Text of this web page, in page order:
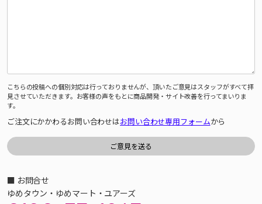
こちらの投稿への個別対応は行っておりませんが、頂いたご意見はスタッフがすべて拝
見させていただきます。お客様の声をもとに商品開発・サイト改善を行ってまいりま
す。
ご注文にかかわるお問い合わせはお問い合わせ専用フォームから
■ お問合せ
ゆめタウン・ゆめマート・ユアーズ